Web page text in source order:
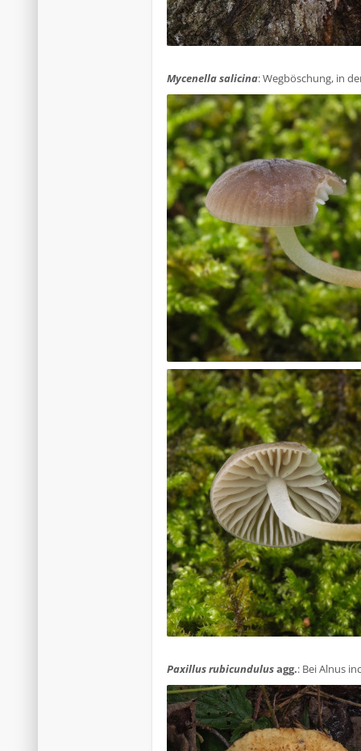
Mycenella salicina: Wegböschung, in
Paxillus rubicundulusagg.: Bei Alnus